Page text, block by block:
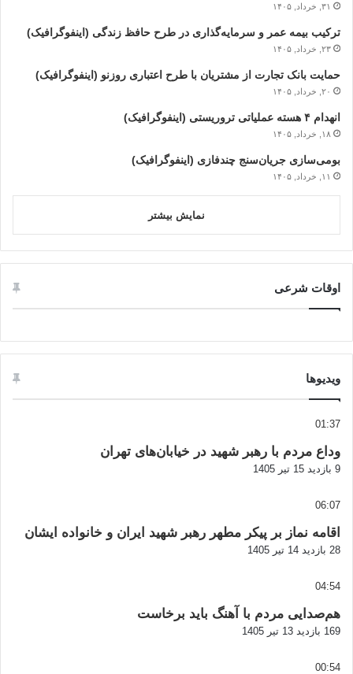
۳۱, خرداد, ۱۴۰۵
ترکیب بیمه عمر و سرمایه‌گذاری در طرح حافظ زندگی (اینفوگرافیک)
۲۳, خرداد, ۱۴۰۵
حمایت بانک تجارت از مشتریان با طرح اعتباری روزنو (اینفوگرافیک)
۲۰, خرداد, ۱۴۰۵
انهدام ۴ هسته عملیاتی تروریستی (اینفوگرافیک)
۱۸, خرداد, ۱۴۰۵
بومی‌سازی جریان‌سنج چندفازی (اینفوگرافیک)
۱۱, خرداد, ۱۴۰۵
نمایش بیشتر
اوقات شرعی
ویدیوها
01:37
وداع مردم با رهبر شهید در خیابان‌های تهران
9 بازدید 15 تیر 1405
06:07
اقامه نماز بر پیکر مطهر رهبر شهید ایران و خانواده ایشان
28 بازدید 14 تیر 1405
04:54
هم‌صدایی مردم با آهنگ باید برخاست
169 بازدید 13 تیر 1405
00:54